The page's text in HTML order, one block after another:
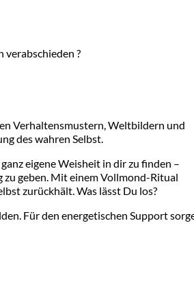
verabschieden ?
Verhaltensmustern, Weltbildern und
des wahren Selbst.
eigene Weisheit in dir zu finden –
geben. Mit einem Vollmond-Ritual
zurückhält. Was lässt Du los?
Für den energetischen Support